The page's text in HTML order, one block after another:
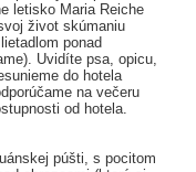
letisko Maria Reiche
život skúmaniu
ponad
Uvidíte psa, opicu,
do hotela
na večeru
od hotela.
púšti, s pocitom